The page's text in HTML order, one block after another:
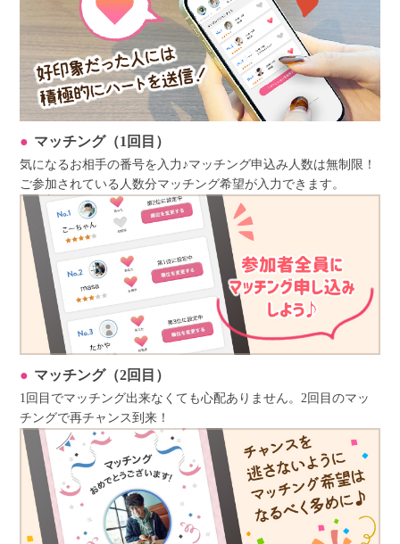
マッチング（1回目）
気になるお相手の番号を入力♪マッチング申込み人数は無制限！
ご参加されている人数分マッチング希望が入力できます。
マッチング（2回目）
1回目でマッチング出来なくても心配ありません。2回目のマッ
チングで再チャンス到来！